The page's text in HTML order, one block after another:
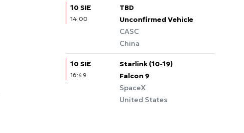
10 SIE
14:00
TBD
Unconfirmed Vehicle
CASC
China
10 SIE
16:49
Starlink (10-19)
Falcon 9
SpaceX
United States